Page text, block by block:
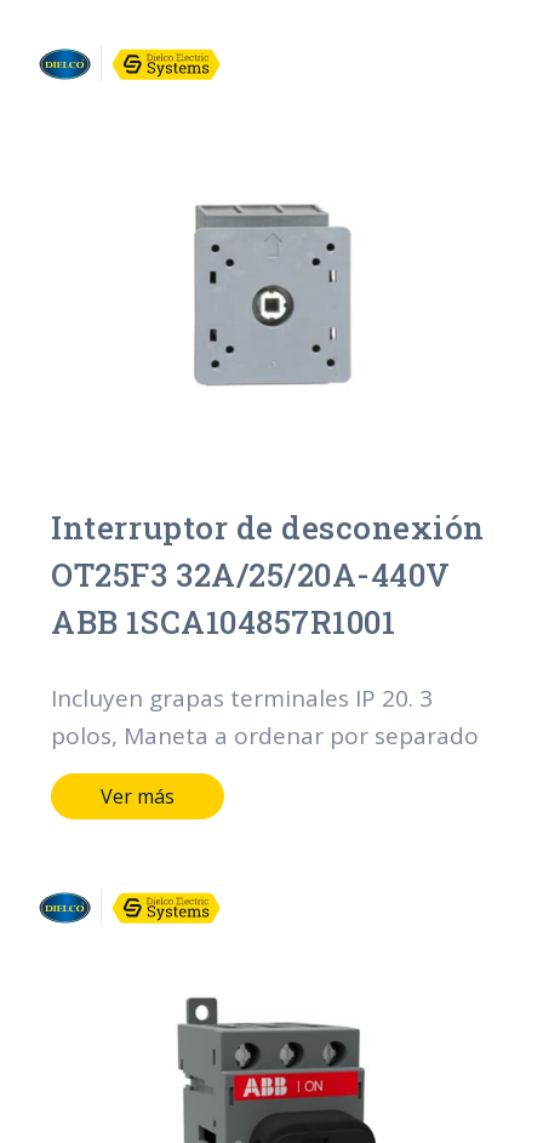
Interruptor de desconexión
OT25F3 32A/25/20A-440V
ABB 1SCA104857R1001
Incluyen grapas terminales IP 20. 3
polos, Maneta a ordenar por separado
Ver más